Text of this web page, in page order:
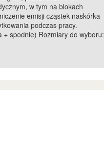
w tym na blokach
emisji cząstek naskórka
podczas pracy.
spodnie) Rozmiary do wyboru: